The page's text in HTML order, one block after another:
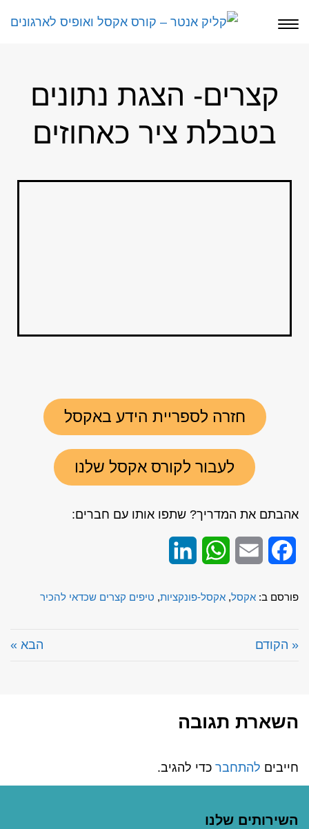
תפריט
קצרים- הצגת נתונים
בטבלת ציר כאחוזים
חזרה לספריית הידע באקסל
לעבור לקורס אקסל שלנו
אהבתם את המדריך? שתפו אותו עם חברים:
Facebook
Email
WhatsApp
פורסם ב: אקסל, אקסל-פונקציות, טיפים קצרים שכדאי להכיר
« הקודם הבא »
השארת תגובה
חייבים להתחבר כדי להגיב.
השירותים שלנו